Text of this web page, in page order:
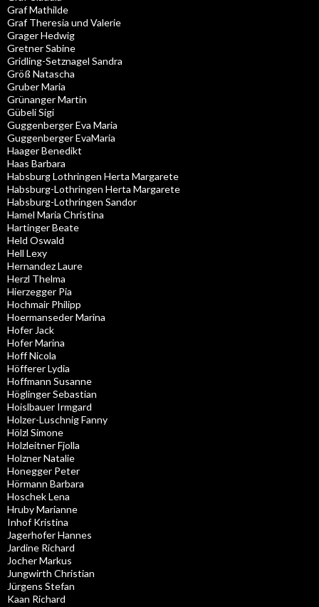
Graf Mathilde
Graf Theresia und Valerie
Grager Hedwig
Gretner Sabine
Gridling-Setznagel Sandra
Größ Natascha
Gruber Maria
Grünanger Martin
Gübeli Sigi
Guggenberger Eva Maria
Guggenberger EvaMaria
Haager Benedikt
Haas Barbara
Habsburg Lothringen Herta Margarete
Habsburg-Lothringen Herta Margarete
Habsburg-Lothringen Sandor
Hamel Maria Christina
Hartinger Beate
Held Oswald
Hell Lexy
Hernandez Laure
Herzl Thelma
Hierzegger Pia
Hochmair Philipp
Hoermanseder Marina
Hofer Jack
Hofer Marina
Hoff Nicola
Höfferer Lydia
Hoffmann Susanne
Höglinger Sebastian
Hoislbauer Irmgard
Holzer-Luschnig Fanny
Hölzl Simone
Holzleitner Fjolla
Holzner Natalie
Honegger Peter
Hörmann Barbara
Hoschek Lena
Hruby Marianne
Inhof Kristina
Jagerhofer Hannes
Jardine Richard
Jocher Markus
Jungwirth Christian
Jürgens Stefan
Kaan Richard